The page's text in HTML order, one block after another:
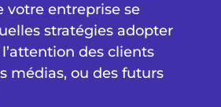
votre entreprise se
stratégies adopter
des clients
médias, ou des futurs